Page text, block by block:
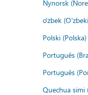
Nynorsk
o'zbek
Polski (Polska)
Português
Português
Quechua simi